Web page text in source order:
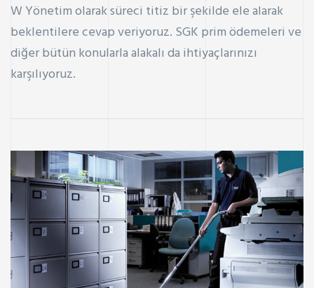
W Yönetimolarak süreci titiz bir şekilde ele alarak
beklentilere cevap veriyoruz. SGK prim ödemeleri ve
diğer bütün konularla alakalı da ihtiyaçlarınızı
karşılıyoruz.